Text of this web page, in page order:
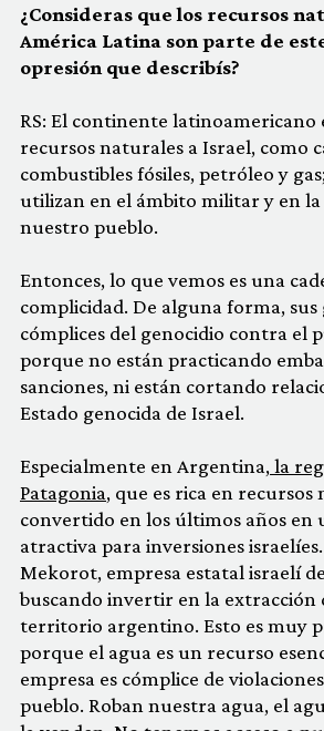
¿Consideras que los recursos
América Latina son parte de
opresión que describís?
RS: El continente
recursos naturales a Israel, como
combustibles fósiles, petróleo y
utilizan en el ámbito militar y en
nuestro pueblo.
Entonces, lo que vemos es una
complicidad. De alguna forma, sus
cómplices del genocidio contra el
porque no están practicando
sanciones, ni están cortando
Estado genocida de Israel.
Especialmente en Argentina, la
Patagonia, que es rica en recursos
convertido en los últimos años en
atractiva para inversiones
Mekorot, empresa estatal israelí
buscando invertir en la extracción
territorio argentino. Esto es muy
porque el agua es un recurso
empresa es cómplice de
pueblo. Roban nuestra agua, el